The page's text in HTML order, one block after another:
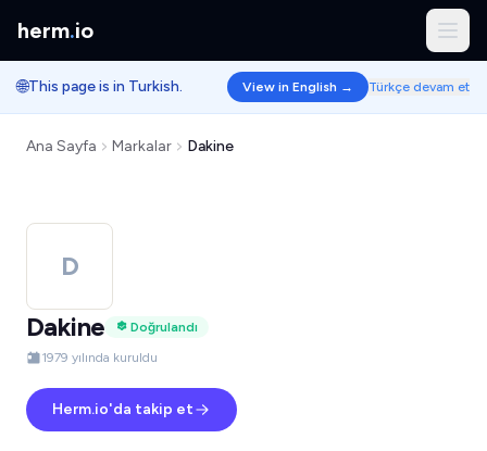
herm.io
🌐This page is in Turkish. View in English → Türkçe devam et
Ana Sayfa Markalar Dakine
D
Dakine
Doğrulandı
1979 yılında kuruldu
Herm.io'da takip et